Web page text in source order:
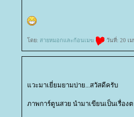
ดย: สายหมอกและก้อนเมฆ วันที่: 20 เม
วะมาเยี่ยมยามบ่าย...สวัสดีครับ
ภาพการ์ตูนสวย นำมาเขียนเป็นเรื่อ